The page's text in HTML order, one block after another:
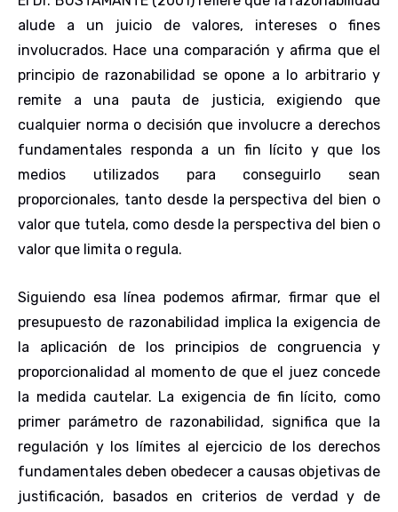
alude a un juicio de valores, intereses o fines
involucrados. Hace una comparación y afirma que el
principio de razonabilidad se opone a lo arbitrario y
remite a una pauta de justicia, exigiendo que
cualquier norma o decisión que involucre a derechos
fundamentales responda a un fin lícito y que los
medios utilizados para conseguirlo sean
proporcionales, tanto desde la perspectiva del bien o
valor que tutela, como desde la perspectiva del bien o
valor que limita o regula.
Siguiendo esa línea podemos afirmar, firmar que el
presupuesto de razonabilidad implica la exigencia de
la aplicación de los principios de congruencia y
proporcionalidad al momento de que el juez concede
la medida cautelar. La exigencia de fin lícito, como
primer parámetro de razonabilidad, significa que la
regulación y los límites al ejercicio de los derechos
fundamentales deben obedecer a causas objetivas de
justificación, basados en criterios de verdad y de